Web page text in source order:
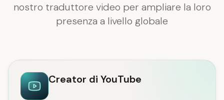
nostro traduttore video per ampliare la loro
presenza a livello globale
Creator di YouTube